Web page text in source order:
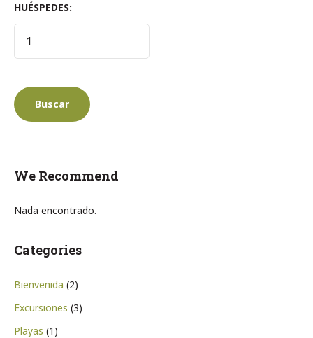
HUÉSPEDES:
We Recommend
Nada encontrado.
Categories
Bienvenida (2)
Excursiones (3)
Playas (1)